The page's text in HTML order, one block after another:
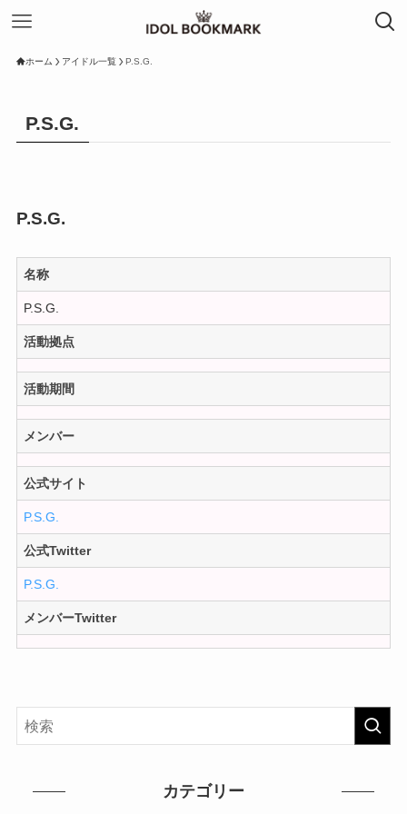
ホーム アイドル一覧 P.S.G.
P.S.G.
P.S.G.
名称
P.S.G.
活動拠点
活動期間
メンバー
公式サイト
P.S.G.
公式Twitter
P.S.G.
メンバーTwitter
カテゴリー